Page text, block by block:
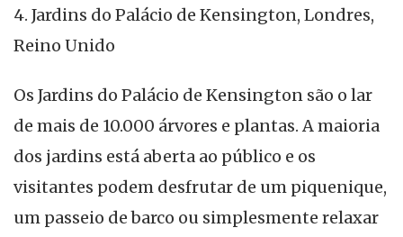
4. Jardins do Palácio de Kensington, Londres,
Reino Unido
Os Jardins do Palácio de Kensington são o lar
de mais de 10.000 árvores e plantas. A maioria
dos jardins está aberta ao público e os
visitantes podem desfrutar de um piquenique,
um passeio de barco ou simplesmente relaxar